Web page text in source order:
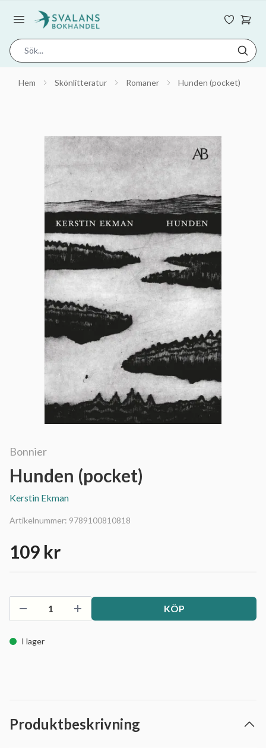
Hem Skönlitteratur Romaner Hunden (pocket)
Bonnier
Hunden (pocket)
Kerstin Ekman
Artikelnummer: 9789100810818
109 kr
KÖP
I lager
Produktbeskrivning